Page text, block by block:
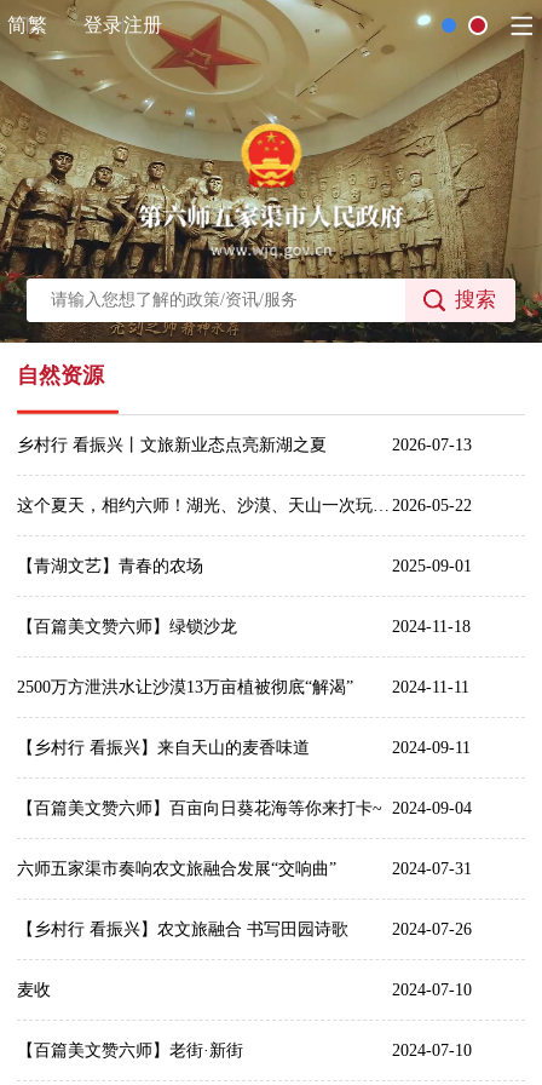
简繁 登录注册
搜索
自然资源
乡村行 看振兴丨文旅新业态点亮新湖之夏 2026-07-13
这个夏天，相约六师！湖光、沙漠、天山一次玩遍~ 2026-05-22
【青湖文艺】青春的农场 2025-09-01
【百篇美文赞六师】绿锁沙龙 2024-11-18
2500万方泄洪水让沙漠13万亩植被彻底“解渴” 2024-11-11
【乡村行 看振兴】来自天山的麦香味道 2024-09-11
【百篇美文赞六师】百亩向日葵花海等你来打卡~ 2024-09-04
六师五家渠市奏响农文旅融合发展“交响曲” 2024-07-31
【乡村行 看振兴】农文旅融合 书写田园诗歌 2024-07-26
麦收 2024-07-10
【百篇美文赞六师】老街·新街 2024-07-10